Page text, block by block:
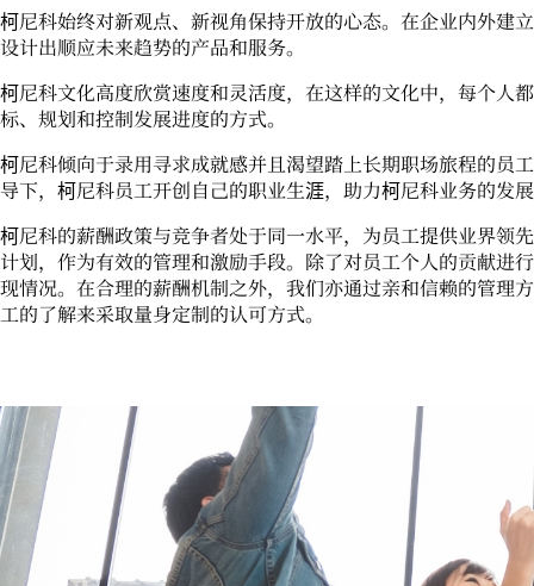
柯尼科始终对新观点、新视角保持开放的心态。在企业内外建
设计出顺应未来趋势的产品和服务。
柯尼科文化高度欣赏速度和灵活度，在这样的文化中，每个人
标、规划和控制发展进度的方式。
柯尼科倾向于录用寻求成就感并且渴望踏上长期职场旅程的员
导下，柯尼科员工开创自己的职业生涯，助力柯尼科业务的发
柯尼科的薪酬政策与竞争者处于同一水平，为员工提供业界领
计划，作为有效的管理和激励手段。除了对员工个人的贡献进
现情况。在合理的薪酬机制之外，我们亦通过亲和信赖的管理
工的了解来采取量身定制的认可方式。